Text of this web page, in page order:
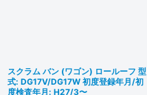
スクラム バン (ワゴン) ロールーフ 型
式: DG17V/DG17W 初度登録年月/初
度検査年月: H27/3〜